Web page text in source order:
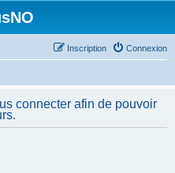
Connexion
Inscription
connecter afin de pouvoir